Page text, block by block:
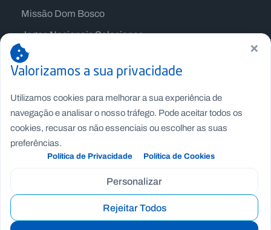
Missão Dom Bosco
Jogos Nacionais Salesianos
Copyright © Fundação Salesianos
Canal de Denúncia Interno
×
Valorizamos a sua privacidade
Utilizamos cookies para melhorar a sua experiência de
navegação e analisar o nosso tráfego. Pode aceitar todos os
cookies, recusar os não essenciais ou escolher as suas
preferências.
Política de Privacidade Política de Cookies
Personalizar
Rejeitar Todos